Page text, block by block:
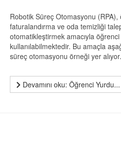
Robotik Süreç Otomasyonu (RPA),
faturalandırma ve oda temizliği
otomatikleştirmek amacıyla
kullanılabilmektedir. Bu amaçla
süreç otomasyonu örneği yer alıyor.
Devamını oku: Öğrenci Yurdu...